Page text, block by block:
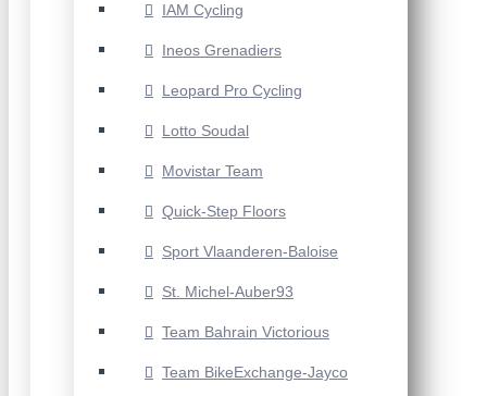
IAM Cycling
Ineos Grenadiers
Leopard Pro Cycling
Lotto Soudal
Movistar Team
Quick-Step Floors
Sport Vlaanderen-Baloise
St. Michel-Auber93
Team Bahrain Victorious
Team BikeExchange-Jayco